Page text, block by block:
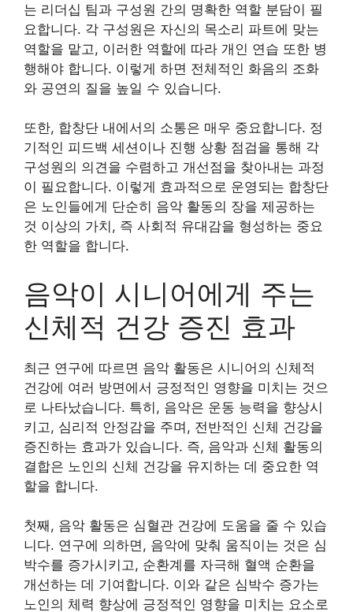
는 리더십 팀과 구성원 간의 명확한 역할 분담이 필
요합니다. 각 구성원은 자신의 목소리 파트에 맞는
역할을 맡고, 이러한 역할에 따라 개인 연습 또한 병
행해야 합니다. 이렇게 하면 전체적인 화음의 조화
와 공연의 질을 높일 수 있습니다.
또한, 합창단 내에서의 소통은 매우 중요합니다. 정
기적인 피드백 세션이나 진행 상황 점검을 통해 각
구성원의 의견을 수렴하고 개선점을 찾아내는 과정
이 필요합니다. 이렇게 효과적으로 운영되는 합창단
은 노인들에게 단순히 음악 활동의 장을 제공하는
것 이상의 가치, 즉 사회적 유대감을 형성하는 중요
한 역할을 합니다.
음악이 시니어에게 주는
신체적 건강 증진 효과
최근 연구에 따르면 음악 활동은 시니어의 신체적
건강에 여러 방면에서 긍정적인 영향을 미치는 것으
로 나타났습니다. 특히, 음악은 운동 능력을 향상시
키고, 심리적 안정감을 주며, 전반적인 신체 건강을
증진하는 효과가 있습니다. 즉, 음악과 신체 활동의
결합은 노인의 신체 건강을 유지하는 데 중요한 역
할을 합니다.
첫째, 음악 활동은 심혈관 건강에 도움을 줄 수 있습
니다. 연구에 의하면, 음악에 맞춰 움직이는 것은 심
박수를 증가시키고, 순환계를 자극해 혈액 순환을
개선하는 데 기여합니다. 이와 같은 심박수 증가는
노인의 체력 향상에 긍정적인 영향을 미치는 요소로